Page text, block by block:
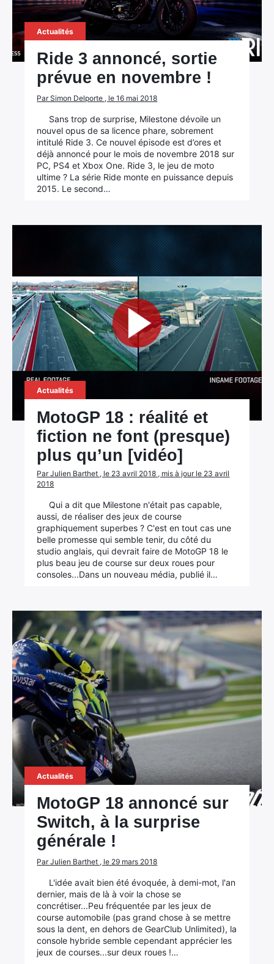
Actualités
Ride 3 annoncé, sortie
prévue en novembre !
Par Simon Delporte , le 16 mai 2018
Sans trop de surprise, Milestone dévoile un
nouvel opus de sa licence phare, sobrement
intitulé Ride 3. Ce nouvel épisode est d’ores et
déjà annoncé pour le mois de novembre 2018 sur
PC, PS4 et Xbox One. Ride 3, le jeu de moto
ultime ? La série Ride monte en puissance depuis
2015. Le second…
Actualités
MotoGP 18 : réalité et
fiction ne font (presque)
plus qu’un [vidéo]
Par Julien Barthet , le 23 avril 2018 , mis à jour le 23 avril
2018
Qui a dit que Milestone n'était pas capable,
aussi, de réaliser des jeux de course
graphiquement superbes ? C'est en tout cas une
belle promesse qui semble tenir, du côté du
studio anglais, qui devrait faire de MotoGP 18 le
plus beau jeu de course sur deux roues pour
consoles...Dans un nouveau média, publié il…
Actualités
MotoGP 18 annoncé sur
Switch, à la surprise
générale !
Par Julien Barthet , le 29 mars 2018
L'idée avait bien été évoquée, à demi-mot, l'an
dernier, mais de là à voir la chose se
concrétiser...Peu fréquentée par les jeux de
course automobile (pas grand chose à se mettre
sous la dent, en dehors de GearClub Unlimited), la
console hybride semble cependant apprécier les
jeux de courses...sur deux roues !…
Rechercher